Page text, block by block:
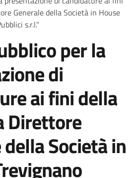
Generale della Società in House
s.r.l."
per la
di
ai fini della
Direttore
Società in